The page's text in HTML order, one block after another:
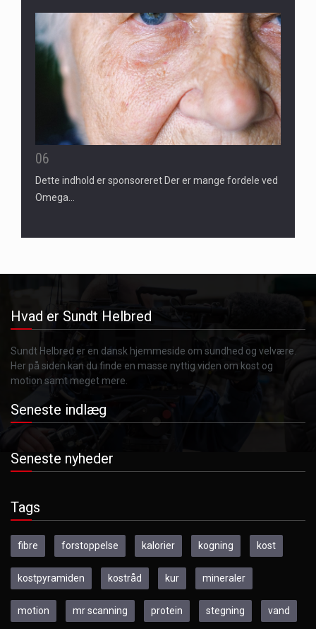
06
Dette indhold er sponsoreret Der er mange fordele ved
Omega…
Hvad er Sundt Helbred
Sundt Helbred er en dansk hjemmeside om sundhed og velvære.
Her på siden kan du finde en masse nyttig viden om kost og
motion samt meget mere.
Seneste indlæg
Seneste nyheder
Tags
fibre forstoppelse kalorier kogning kost
kostpyramiden kostråd kur mineraler
motion mr scanning protein stegning vand